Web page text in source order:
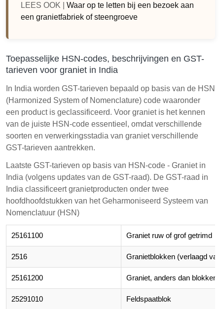
LEES OOK |Waar op te letten bij een bezoek aan
een granietfabriek of steengroeve
Toepasselijke HSN-codes, beschrijvingen en GST-
tarieven voor graniet in India
In India worden GST-tarieven bepaald op basis van de HSN
(Harmonized System of Nomenclature) code waaronder
een product is geclassificeerd. Voor graniet is het kennen
van de juiste HSN-code essentieel, omdat verschillende
soorten en verwerkingsstadia van graniet verschillende
GST-tarieven aantrekken.
Laatste GST-tarieven op basis van HSN-code - Graniet in
India (volgens updates van de GST-raad). De GST-raad in
India classificeert granietproducten onder twee
hoofdhoofdstukken van het Geharmoniseerd Systeem van
Nomenclatuur (HSN)
25161100 Graniet ruw of grof getrimd
2516 Granietblokken (verlaagd
25161200 Graniet, anders dan blokken
25291010 Feldspaatblok